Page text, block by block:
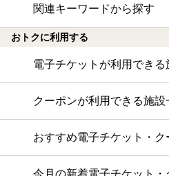
関連キーワードから探す
おトクに利用する
電子チケットが利用できる
クーポンが利用できる施設
おすすめ電子チケット・ク
今月の新着電子チケット・